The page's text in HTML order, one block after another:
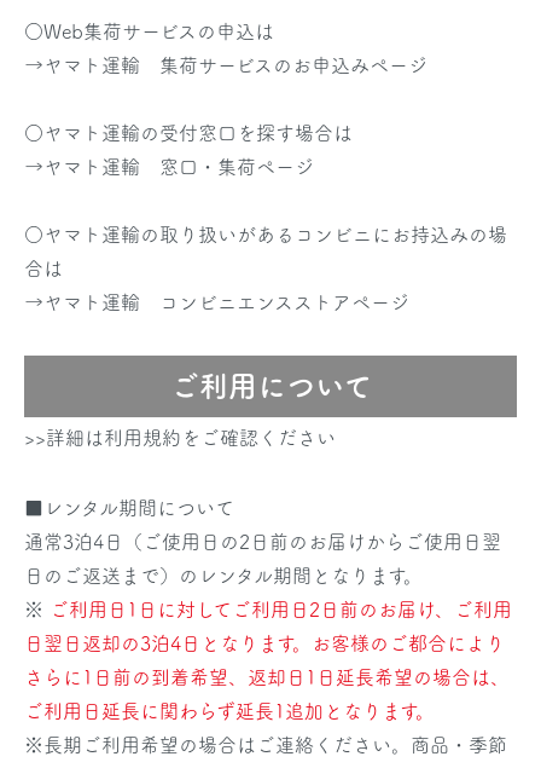
○Web集荷サービスの申込は
→ヤマト運輸 集荷サービスのお申込みページ
○ヤマト運輸の受付窓口を探す場合は
→ヤマト運輸 窓口・集荷ページ
○ヤマト運輸の取り扱いがあるコンビニにお持込みの場
合は
→ヤマト運輸 コンビニエンスストアページ
ご利用について
>>詳細は利用規約をご確認ください
■レンタル期間について
通常3泊4日（ご使用日の2日前のお届けからご使用日翌
日のご返送まで）のレンタル期間となります。
※
ご利用日1日に対してご利用日2日前のお届け、ご利用
日翌日返却の3泊4日となります。お客様のご都合により
さらに1日前の到着希望、返却日1日延長希望の場合は、
ご利用日延長に関わらず延長1追加となります。
※長期ご利用希望の場合はご連絡ください。商品・季節